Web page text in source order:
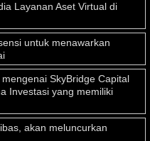
Layanan Aset Virtual di
untuk menawarkan
SkyBridge Capital
Investasi yang memiliki
akan meluncurkan